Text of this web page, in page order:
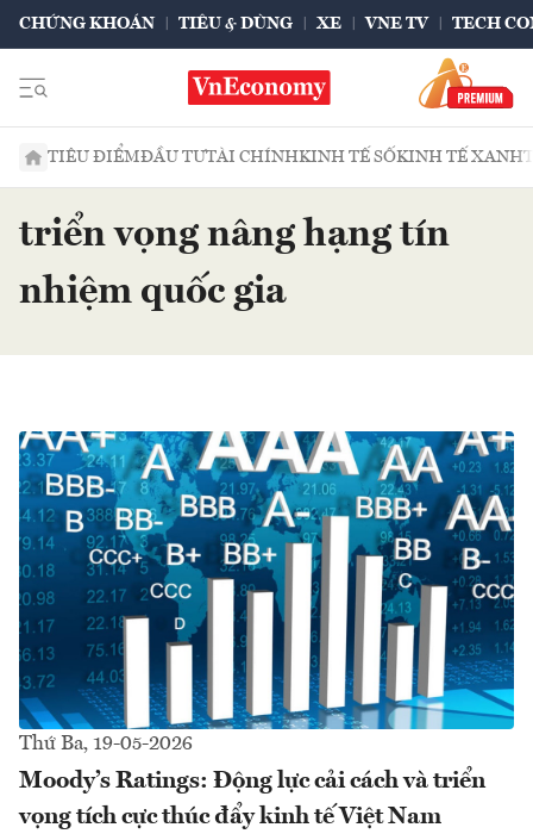
CHỨNG KHOÁN TIÊU & DÙNG XE VNE TV TECH
TIÊU ĐIỂMĐẦU TƯTÀI CHÍNHKINH TẾ SỐKINH TẾ XANH
triển vọng nâng hạng tín
nhiệm quốc gia
Thứ Ba, 19-05-2026
Moody’s Ratings: Động lực cải cách và triển
vọng tích cực thúc đẩy kinh tế Việt Nam